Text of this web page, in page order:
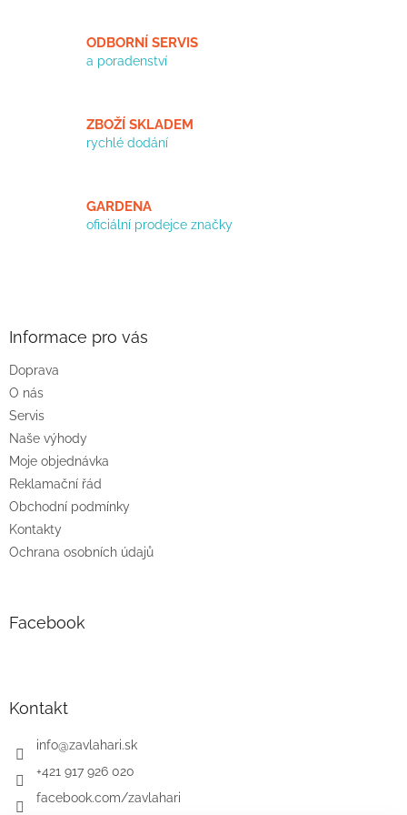
ODBORNÍ SERVIS
a poradenství
ZBOŽÍ SKLADEM
rychlé dodání
GARDENA
oficiální prodejce značky
Informace pro vás
Doprava
O nás
Servis
Naše výhody
Moje objednávka
Reklamační řád
Obchodní podmínky
Kontakty
Ochrana osobních údajů
Facebook
Kontakt
info@zavlahari.sk
+421 917 926 020
facebook.com/zavlahari